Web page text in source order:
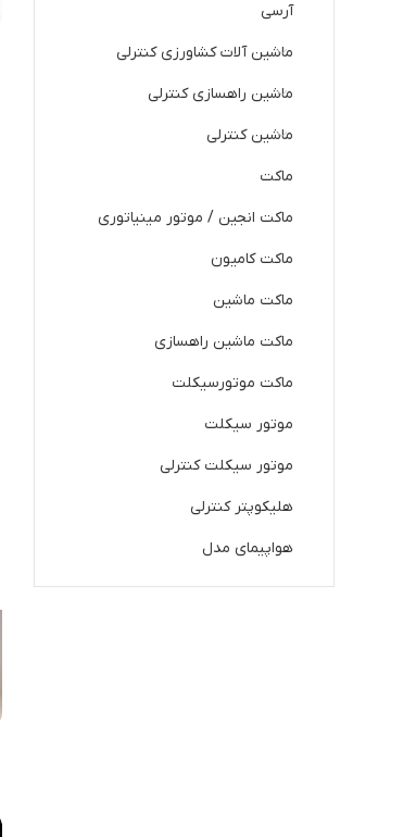
آرسی
ماشین آلات کشاورزی کنترلی
ماشین راهسازی کنترلی
ماشین کنترلی
ماکت
ماکت انجین / موتور مینیاتوری
ماکت کامیون
ماکت ماشین
ماکت ماشین راهسازی
ماکت موتورسیکلت
موتور سیکلت
موتور سیکلت کنترلی
هلیکوپتر کنترلی
هواپیمای مدل